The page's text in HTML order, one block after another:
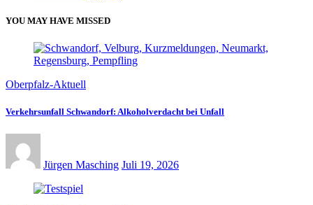
YOU MAY HAVE MISSED
Oberpfalz-Aktuell
Verkehrsunfall Schwandorf: Alkoholverdacht bei Unfall
Jürgen Masching Juli 19, 2026